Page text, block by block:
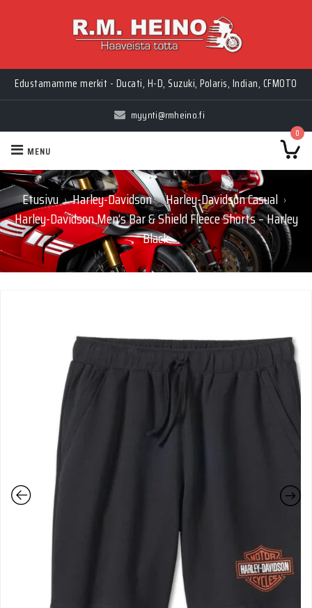
Myynti Ma-Pe 10-18, La 10-14, Huolto Ma-Pe 9-17
Edustamamme merkit - Ducati, H-D, Suzuki, Polaris, Indian, CFMOTO
myynti@rmheino.fi
0
MENU
Etusivu › Harley-Davidson › Harley-Davidson Casual ›
Harley-Davidson Men’s Bar & Shield Fleece Shorts – Harley
Black